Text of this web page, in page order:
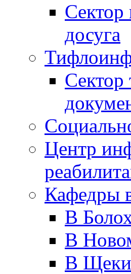
Сектор
досуга
Сектор
Центр
Кафедры
В
В
В